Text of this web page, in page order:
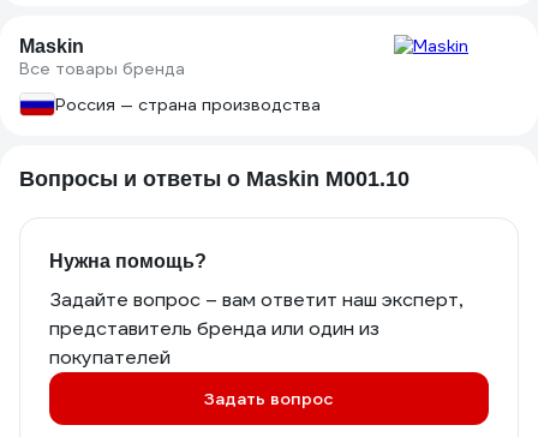
проходит со всех краёв.
Покупал эти маски, т.к. показалось, что
они точно такие же, как китайские с
Алиэкспресс, тонкие и эластичные.
засунул)
Ну и толку от таких масок?
Maskin
Все товары бренда
Россия — страна производства
Вопросы и ответы о Maskin M001.10
Нужна помощь?
Задайте вопрос – вам ответит наш эксперт,
представитель бренда или один из
покупателей
Задать вопрос